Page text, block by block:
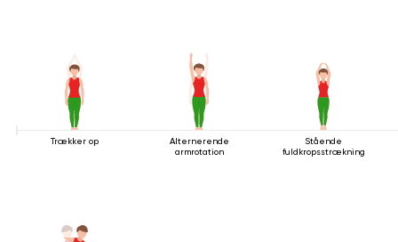
Trækker op
Alternerende
armrotation
Stående
fuldkropsstrækning